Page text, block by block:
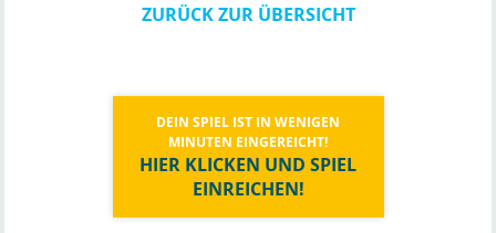
ZURÜCK ZUR ÜBERSICHT
DEIN SPIEL IST IN WENIGEN
MINUTEN EINGEREICHT!
HIER KLICKEN UND SPIEL
EINREICHEN!